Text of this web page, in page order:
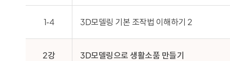
1-4 3D모델링 기본 조작법 이해하기 2
2강 3D모델링으로 생활소품 만들기